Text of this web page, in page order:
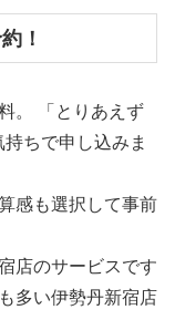
！
。 「とりあえず
ちで申し込みま
感も選択して事前
店のサービスです
多い伊勢丹新宿店